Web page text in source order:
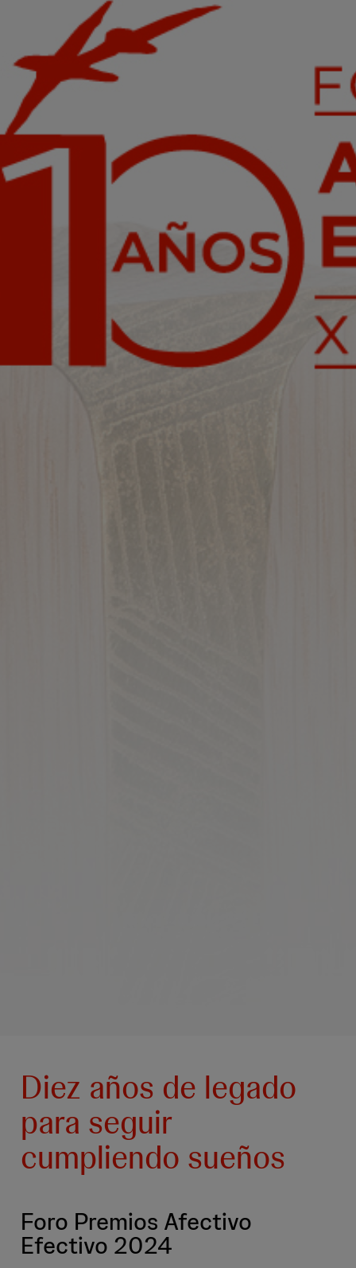
Diez años de legado
para seguir
cumpliendo sueños
Foro Premios Afectivo
Efectivo 2024